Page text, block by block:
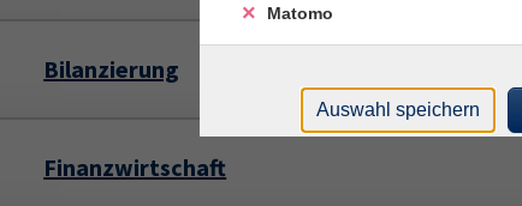
Bilanzierung
Finanzwirtschaft
Matomo
Auswahl speichern